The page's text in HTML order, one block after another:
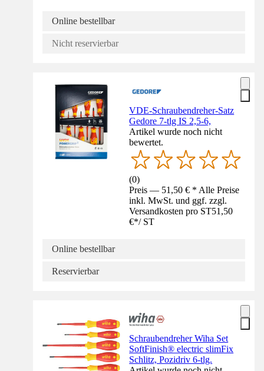
Online bestellbar
Nicht reservierbar
VDE-Schraubendreher-Satz
Gedore 7-tlg IS 2,5-6,
Artikel wurde noch nicht
bewertet.
(0)
Preis — 51,50 € * Alle Preise
inkl. MwSt. und ggf. zzgl.
Versandkosten pro ST51,50
€*/ ST
Online bestellbar
Reservierbar
Schraubendreher Wiha Set
SoftFinish® electric slimFix
Schlitz, Pozidriv 6-tlg.